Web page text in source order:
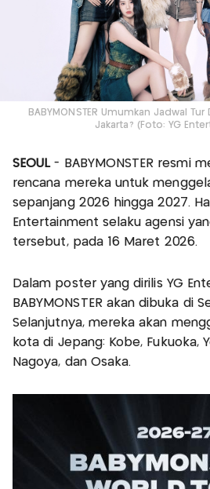
BABYMONSTER Umumkan Jadwal
Jakarta? (Foto: YG
SEOUL- BABYMONSTER resmi
rencana mereka untuk
sepanjang 2026 hingga 2027.
Entertainment selaku agensi
tersebut, pada 16 Maret 2026.
Dalam poster yang dirilis YG
BABYMONSTER akan dibuka di
Selanjutnya, mereka akan
kota di Jepang: Kobe, Fukuoka,
Nagoya, dan Osaka.